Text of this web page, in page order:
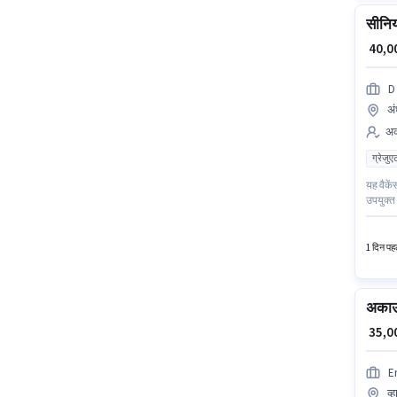
₹
यह
उपयुक्त
1 दिन
₹